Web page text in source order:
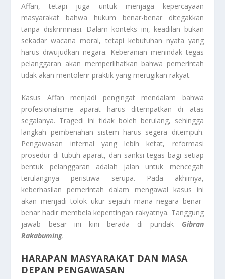
Affan, tetapi juga untuk menjaga kepercayaan
masyarakat bahwa hukum benar-benar ditegakkan
tanpa diskriminasi. Dalam konteks ini, keadilan bukan
sekadar wacana moral, tetapi kebutuhan nyata yang
harus diwujudkan negara. Keberanian menindak tegas
pelanggaran akan memperlihatkan bahwa pemerintah
tidak akan mentolerir praktik yang merugikan rakyat.
Kasus Affan menjadi pengingat mendalam bahwa
profesionalisme aparat harus ditempatkan di atas
segalanya. Tragedi ini tidak boleh berulang, sehingga
langkah pembenahan sistem harus segera ditempuh.
Pengawasan internal yang lebih ketat, reformasi
prosedur di tubuh aparat, dan sanksi tegas bagi setiap
bentuk pelanggaran adalah jalan untuk mencegah
terulangnya peristiwa serupa. Pada akhirnya,
keberhasilan pemerintah dalam mengawal kasus ini
akan menjadi tolok ukur sejauh mana negara benar-
benar hadir membela kepentingan rakyatnya. Tanggung
jawab besar ini kini berada di pundak Gibran
Rakabuming.
HARAPAN MASYARAKAT DAN MASA
DEPAN PENGAWASAN